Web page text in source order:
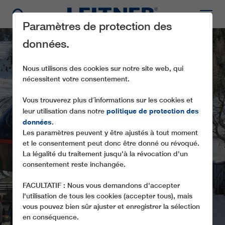
CD6C ZVOH
Paramètres de protection des
données.
Nous utilisons des cookies sur notre site web, qui
nécessitent votre consentement.
Vous trouverez plus d´informations sur les cookies et
leur utilisation dans notre politique de protection des
données.
Les paramètres peuvent y être ajustés à tout moment
et le consentement peut donc être donné ou révoqué.
La légalité du traitement jusqu'à la révocation d'un
consentement reste inchangée.
FACULTATIF : Nous vous demandons d'accepter
l'utilisation de tous les cookies (accepter tous), mais
vous pouvez bien sûr ajuster et enregistrer la sélection
en conséquence.